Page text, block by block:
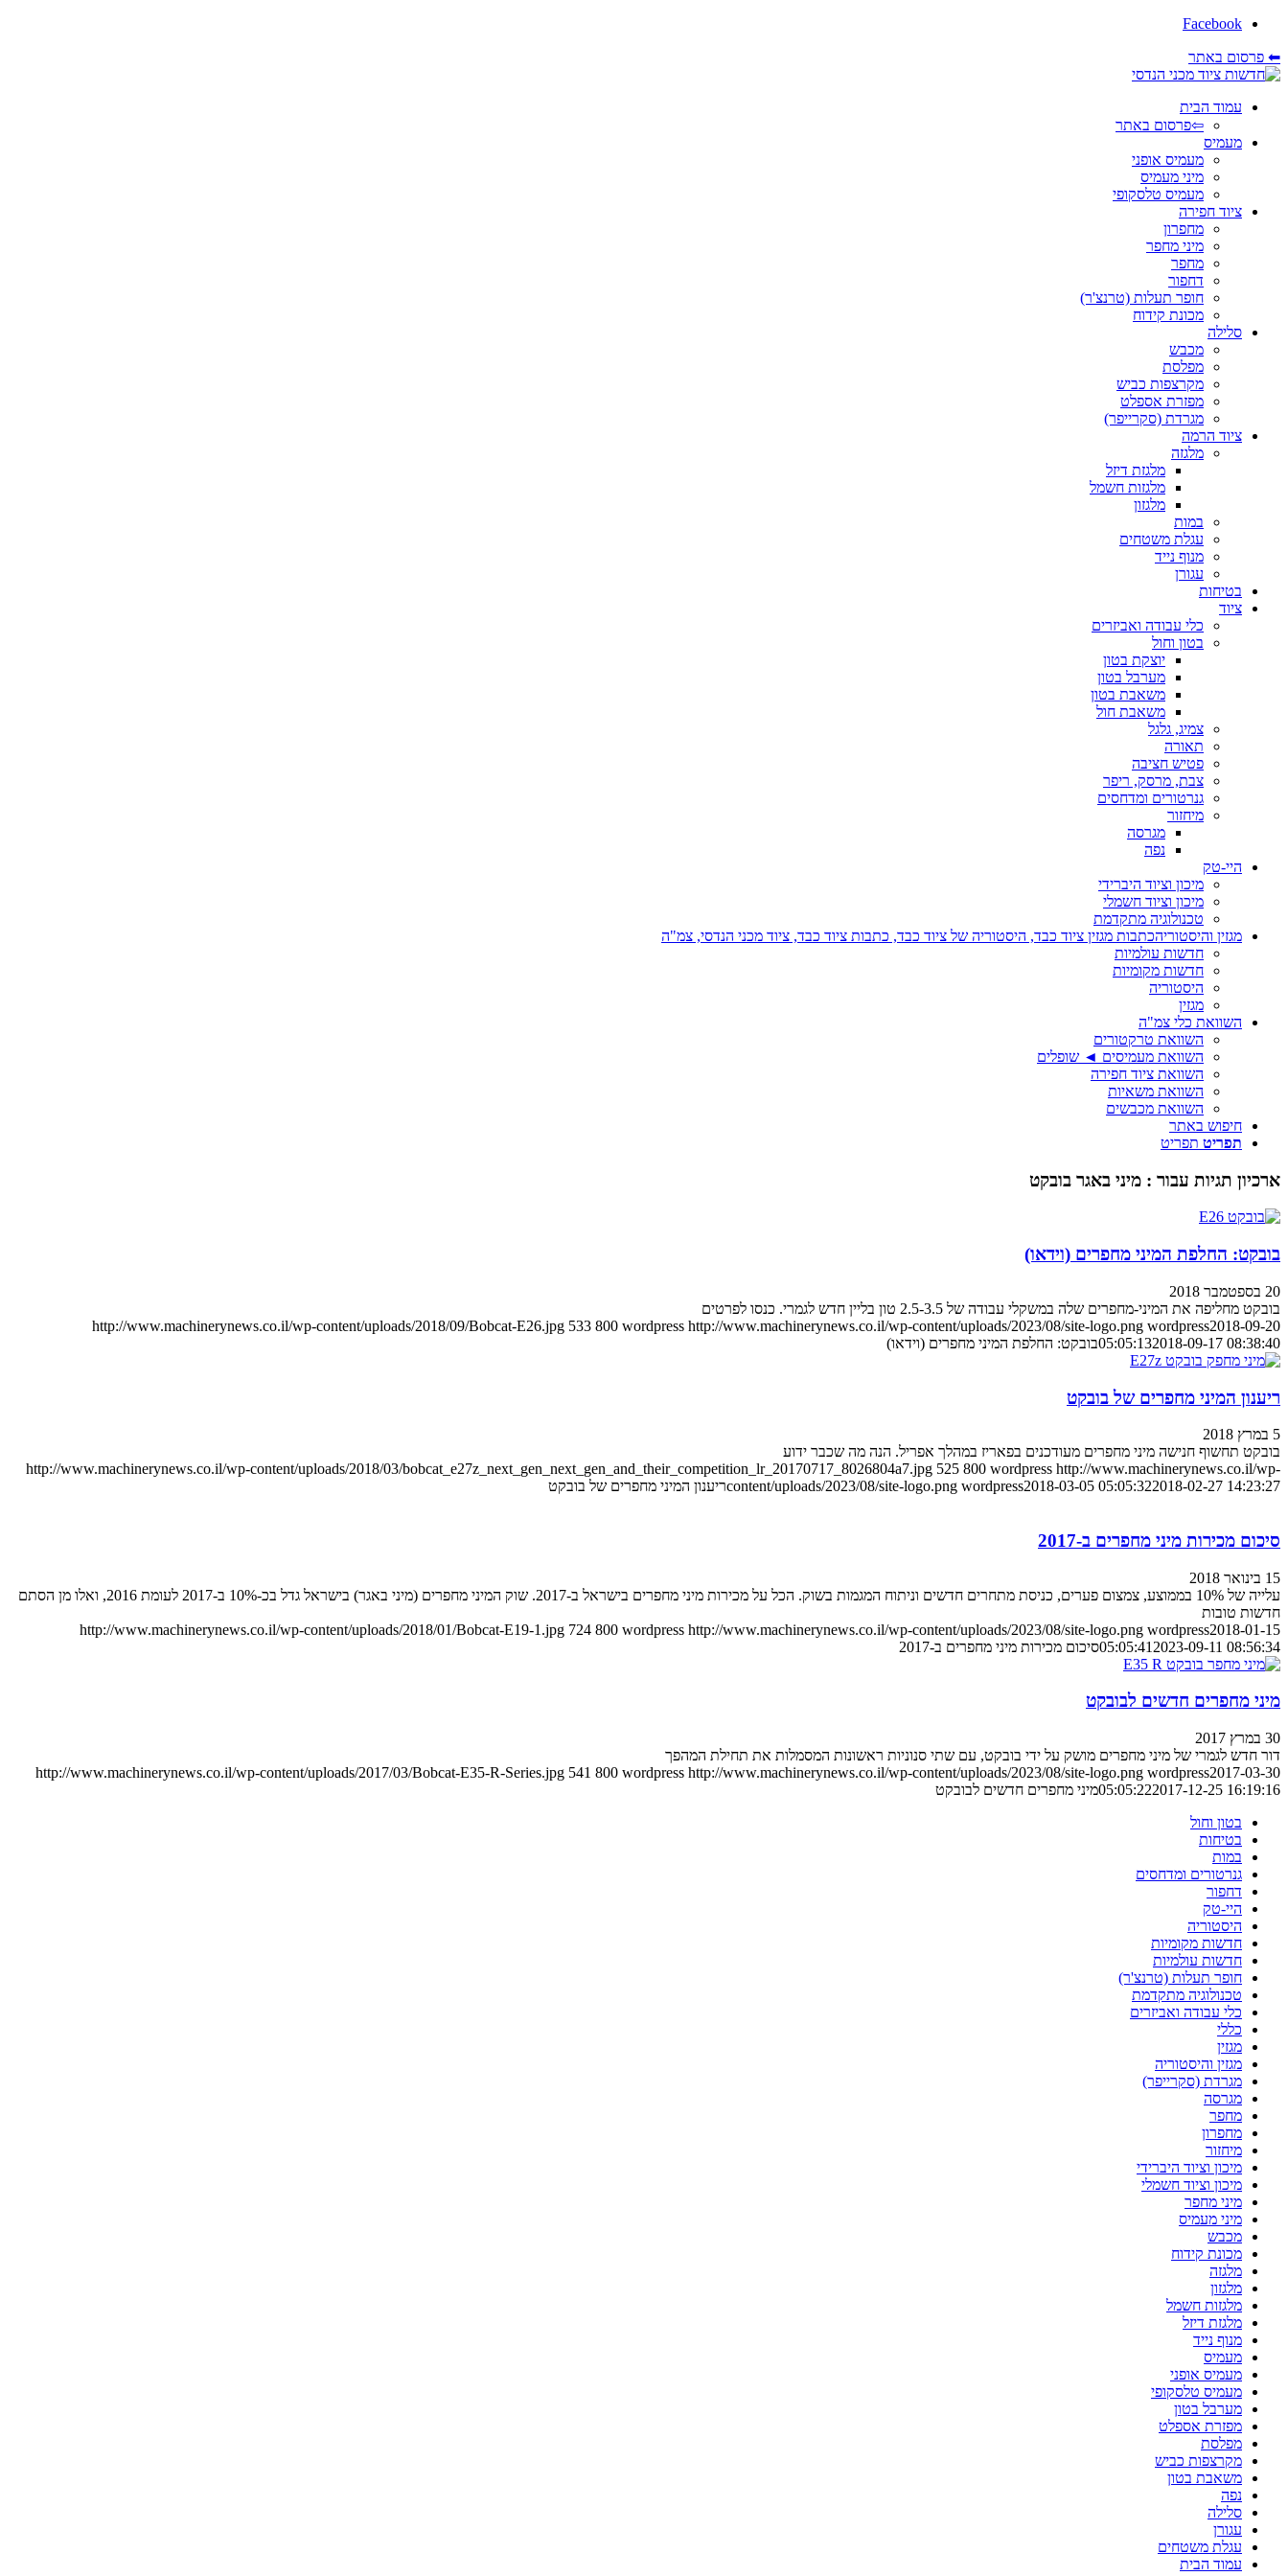
Facebook
⬅ פרסום באתר
עמוד הבית
⇦פרסום באתר
מעמיס
מעמיס אופני
מיני מעמיס
מעמיס טלסקופי
ציוד חפירה
מחפרון
מיני מחפר
מחפר
דחפור
חופר תעלות (טרנצ'ר)
מכונת קידוח
סלילה
מכבש
מפלסת
מקרצפות כביש
מפזרת אספלט
מגרדת (סקרייפר)
ציוד הרמה
מלגזה
מלגזת דיזל
מלגזות חשמל
מלגזון
במות
עגלת משטחים
מנוף נייד
עגורן
בטיחות
ציוד
כלי עבודה ואביזרים
בטון וחול
יוצקת בטון
מערבל בטון
משאבת בטון
משאבת חול
צמיג, גלגל
תאורה
פטיש חציבה
צבת, מרסק, ריפר
גנרטורים ומדחסים
מיחזור
מגרסה
נפה
היי-טק
מיכון וציוד היברידי
מיכון וציוד חשמלי
טכנולוגיה מתקדמת
מגזין והיסטוריהכתבות מגזין ציוד כבד, היסטוריה של ציוד כבד, כתבות ציוד כבד, ציוד מכני הנדסי, צמ"ה
חדשות עולמיות
חדשות מקומיות
היסטוריה
מגזין
השוואת כלי צמ"ה
השוואת טרקטורים
השוואת מעמיסים ◄ שופלים
השוואת ציוד חפירה
השוואת משאיות
השוואת מכבשים
חיפוש באתר
תפריט תפריט
ארכיון תגיות עבור : מיני באגר בובקט
בובקט: החלפת המיני מחפרים (וידאו)
20 בספטמבר 2018
בובקט מחליפה את המיני-מחפרים שלה במשקלי עבודה של 2.5-3.5 טון בליין חדש לגמרי. כנסו לפרטים
http://www.machinerynews.co.il/wp-content/uploads/2018/09/Bobcat-E26.jpg 533 800 wordpress http://www.machinerynews.co.il/wp-content/uploads/2023/08/site-logo.png wordpress2018-09-20
05:05:132018-09-17 08:38:40 בובקט: החלפת המיני מחפרים (וידאו)
ריענון המיני מחפרים של בובקט
5 במרץ 2018
בובקט תחשוף חנישה מיני מחפרים מעודכנים בפאריז במהלך אפריל. הנה מה שכבר ידוע
http://www.machinerynews.co.il/wp-content/uploads/2018/03/bobcat_e27z_next_gen_next_gen_and_their_competition_lr_20170717_8026804a7.jpg 525 800 wordpress http://www.machinerynews.co.il/wp-
content/uploads/2023/08/site-logo.png wordpress2018-03-05 05:05:322018-02-27 14:23:27 ריענון המיני מחפרים של בובקט
סיכום מכירות מיני מחפרים ב-2017
15 בינואר 2018
עלייה של 10% בממוצע, צמצום פערים, כניסת מתחרים חדשים וניתוח המגמות בשוק. הכל על מכירות מיני מחפרים בישראל ב-2017. שוק המיני מחפרים (מיני באגר) בישראל גדל בכ-10% ב-2017 לעומת 2016, ואלו מן הסתם
חדשות טובות
http://www.machinerynews.co.il/wp-content/uploads/2018/01/Bobcat-E19-1.jpg 724 800 wordpress http://www.machinerynews.co.il/wp-content/uploads/2023/08/site-logo.png wordpress2018-01-15
05:05:41 2023-09-11 08:56:34 סיכום מכירות מיני מחפרים ב-2017
מיני מחפרים חדשים לבובקט
30 במרץ 2017
דור חדש לגמרי של מיני מחפרים מושק על ידי בובקט, עם שתי סנוניות ראשונות המסמלות את תחילת המהפך
http://www.machinerynews.co.il/wp-content/uploads/2017/03/Bobcat-E35-R-Series.jpg 541 800 wordpress http://www.machinerynews.co.il/wp-content/uploads/2023/08/site-logo.png wordpress2017-03-30
05:05:222017-12-25 16:19:16
מיני מחפרים חדשים לבובקט
בטון וחול
בטיחות
במות
גנרטורים ומדחסים
דחפור
היי-טק
היסטוריה
חדשות מקומיות
חדשות עולמיות
חופר תעלות (טרנצ'ר)
טכנולוגיה מתקדמת
כלי עבודה ואביזרים
כללי
מגזין
מגזין והיסטוריה
מגרדת (סקרייפר)
מגרסה
מחפר
מחפרון
מיחזור
מיכון וציוד היברידי
מיכון וציוד חשמלי
מיני מחפר
מיני מעמיס
מכבש
מכונת קידוח
מלגזה
מלגזון
מלגזות חשמל
מלגזת דיזל
מנוף נייד
מעמיס
מעמיס אופני
מעמיס טלסקופי
מערבל בטון
מפזרת אספלט
מפלסת
מקרצפות כביש
משאבת בטון
נפה
סלילה
עגורן
עגלת משטחים
עמוד הבית